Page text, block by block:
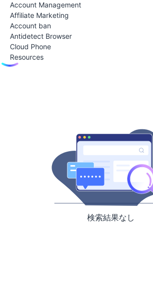
Account Management
Affiliate Marketing
Account ban
Antidetect Browser
Cloud Phone
Resources
検索結果なし